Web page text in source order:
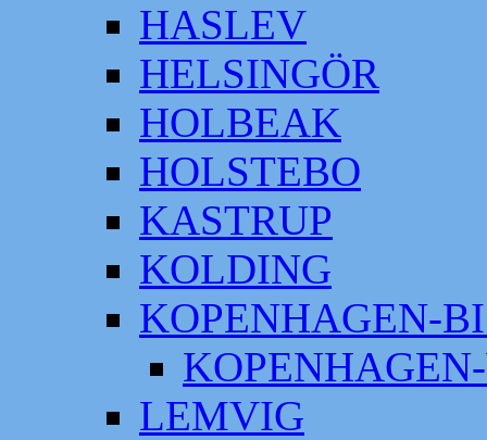
HASLEV
HELSINGÖR
HOLBEAK
HOLSTEBO
KASTRUP
KOLDING
KOPENHAGEN-
LEMVIG